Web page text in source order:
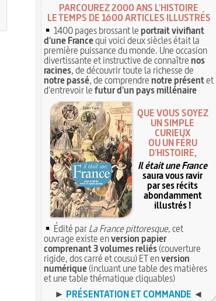
PARCOUREZ 2000 ANS L'HISTOIRE
LE TEMPS DE 1600 ARTICLES ILLUSTRÉS
1400 pages brossant leportrait vivifiant
d'une Francequi voici deux siècles était la
première puissance du monde. Une occasion
divertissante et instructive de connaîtrenos
racines, de découvrir toute la richesse de
notre passé, de comprendrenotre présentet
d'entrevoir lefutur d'un pays millénaire
QUE VOUS SOYEZ
UN SIMPLE
CURIEUX
OU UN FÉRU
D'HISTOIRE,
Il était une France
saura vous ravir
par ses récits
abondamment
illustrés !
Édité parLa France pittoresque, cet
ouvrage existe enversion papier
comprenant 3 volumes reliés(couverture
rigide, dos carré et cousu) ET enversion
numérique(incluant une table des matières
et une table thématique cliquables)
► PRÉSENTATION ET COMMANDE ◄